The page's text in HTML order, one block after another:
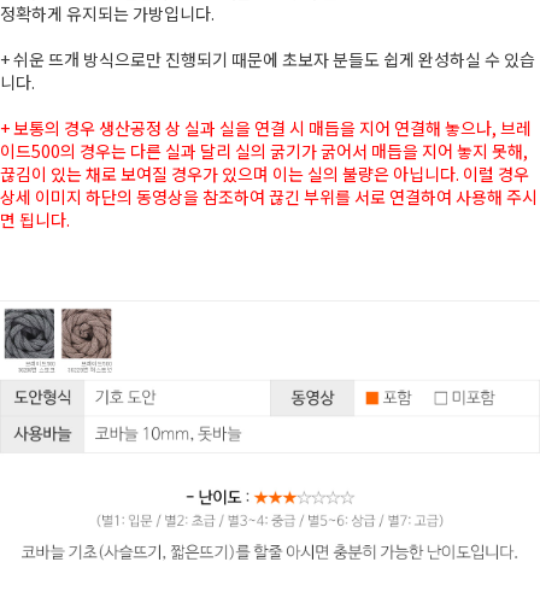
정확하게 유지되는 가방입니다.
+ 쉬운 뜨개 방식으로만 진행되기 때문에 초보자 분들도 쉽게 완성하실 수 있습
니다.
+ 보통의 경우 생산공정 상 실과 실을 연결 시 매듭을 지어 연결해 놓으나, 브레
이드500의 경우는 다른 실과 달리 실의 굵기가 굵어서 매듭을 지어 놓지 못해,
끊김이 있는 채로 보여질 경우가 있으며 이는 실의 불량은 아닙니다. 이럴 경우
상세 이미지 하단의 동영상을 참조하여 끊긴 부위를 서로 연결하여 사용해 주시
면 됩니다.